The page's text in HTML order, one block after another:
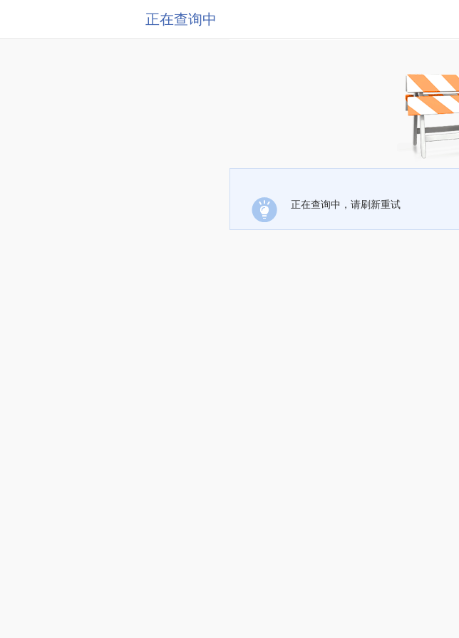
正在查询中
正在查询中，请刷新重试